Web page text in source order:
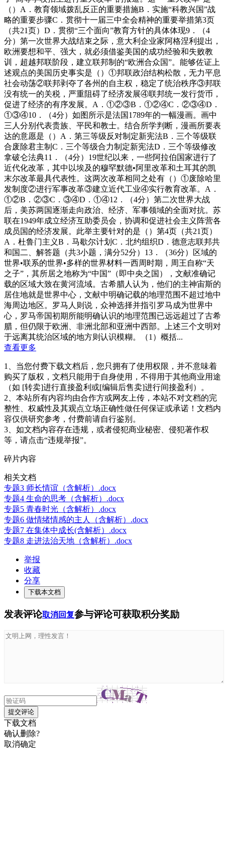
（）A．教育领域拨乱反正的重要措施B．实施“科教兴国”战
略的重要步骤C．贯彻十一届三中全会精神的重要举措第3页
（共21页）D．贯彻“三个面向”教育方针的具体体现9．（4
分）第一次世界大战结束之际，意大利企业家阿格涅利提出，
欧洲要想和平、强大，就必须借鉴美国的成功经验和失败教
训，超越邦联阶段，建立联邦制的“欧洲合众国”。能够佐证上
述观点的美国历史事实是（）①邦联政治结构松散，无力平息
社会动荡②联邦剥夺了各州的自主权，稳定了统治秩序③邦联
没有统一的关税，严重阻碍了经济发展④联邦统一发行货币，
促进了经济的有序发展。A．①②③B．①②④C．②③④D．
①③④10．（4分）如图所示是法国1789年的一幅漫画。画中
三人分别代表贵族、平民和教士。结合所学判断，漫画所要表
达的意愿是（）A．第三等级反对制定新宪法B．三个等级联
合废除君主制C．三个等级合力制定新宪法D．三个等级修改
拿破仑法典11．（4分）19世纪以来，一些阿拉伯国家进行了
近代化改革，其中以埃及的穆罕默德•阿里改革和土耳其的凯
末尔改革最具代表性。这两次改革相同之处有（）①废除哈里
发制度②进行军事改革③建立近代工业④实行教育改革。A．
①②B．②③C．③④D．①④12．（4分）第二次世界大战
后，美苏两国逐渐走向政治、经济、军事领域的全面对抗。苏
联在1949年成立经济互助委员会，协调和促进社会主义阵营各
成员国的经济发展。此举主要针对的是（）第4页（共21页）
A．杜鲁门主义B．马歇尔计划C．北约组织D．德意志联邦共
和国二、解答题（共3小题，满分52分）13．（36分）区域的
世界•联系的世界•多样的世界材料一西周时期，周王自称“天
之子”，其所居之地称为“中国”（即中央之国），文献准确记
载的区域大致在黄河流域。古希腊人认为，他们的主神宙斯的
居住地就是世界中心，文献中明确记载的地理范围不超过地中
海周边地区。罗马人则说，众神选择并指引罗马成为世界中
心，罗马帝国初期所能明确认识的地理范围已远远超过了古希
腊，但仍限于欧洲、非洲北部和亚洲中西部。上述三个文明对
于远离其统治区域的地方则认识模糊。（1）概括...
查看更多
1、当您付费下载文档后，您只拥有了使用权限，并不意味着
购买了版权，文档只能用于自身使用，不得用于其他商业用途
（如 [转卖]进行直接盈利或[编辑后售卖]进行间接盈利）。
2、本站所有内容均由合作方或网友上传，本站不对文档的完
整性、权威性及其观点立场正确性做任何保证或承诺！文档内
容仅供研究参考，付费前请自行鉴别。
3、如文档内容存在违规，或者侵犯商业秘密、侵犯著作权
等，请点击“违规举报”。
碎片内容
相关文档
专题3 师长情谊（含解析）.docx
专题4 生命的思考（含解析）.docx
专题5 青春时光（含解析）.docx
专题6 做情绪情感的主人（含解析）.docx
专题7 在集体中成长(含解析）.docx
专题8 走进法治天地（含解析）.docx
举报
收藏
分享
下载本文档
发表评论取消回复参与评论可获取积分奖励
提交评论
下载文档
确认删除?
取消确定